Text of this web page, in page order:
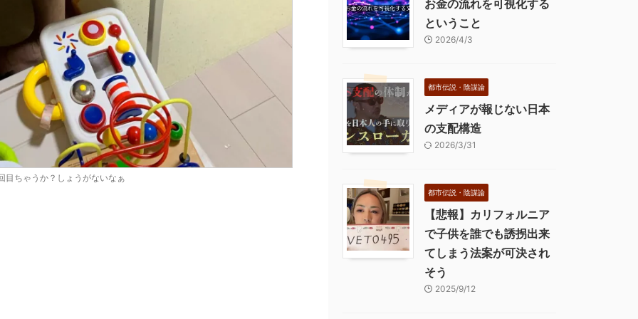
目ちゃうか？しょうがないなぁ
お金の流れを可視化する
ということ
2026/4/3
都市伝説・陰謀論
メディアが報じない日本
の支配構造
2026/3/31
都市伝説・陰謀論
【悲報】カリフォルニア
で子供を誰でも誘拐出来
てしまう法案が可決され
そう
2025/9/12